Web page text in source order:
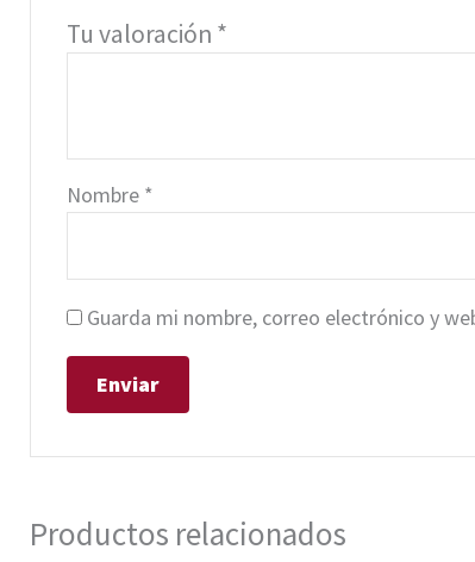
Tu valoración *
Nombre *
Guarda mi nombre, correo electrónico y
Productos relacionados